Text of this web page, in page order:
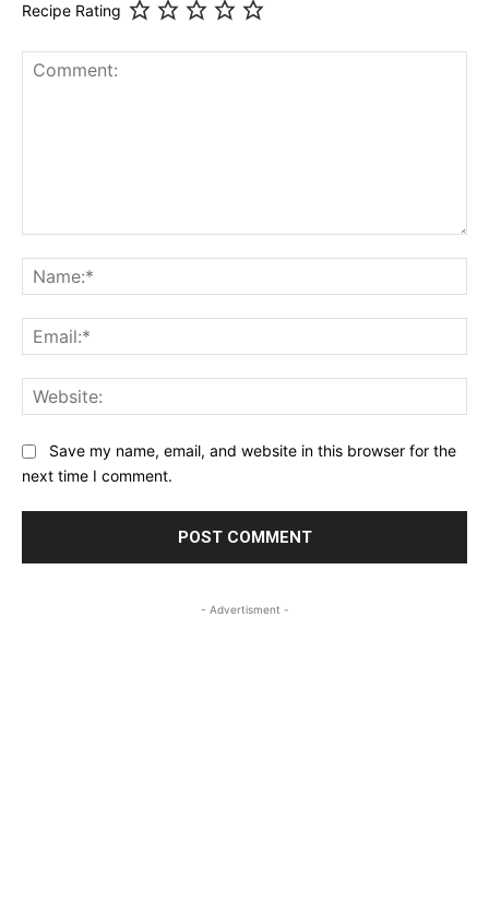
Recipe Rating
Save my name, email, and website in this browser for the
next time I comment.
- Advertisment -